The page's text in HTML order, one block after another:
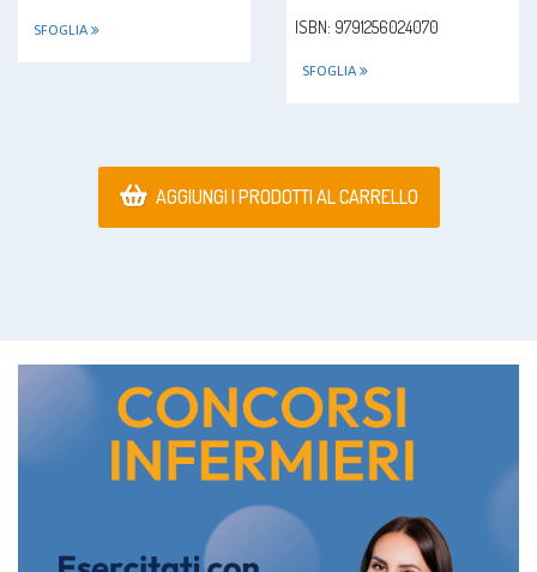
SFOGLIA ISBN: 9791256024070
SFOGLIA
AGGIUNGI I PRODOTTI AL CARRELLO